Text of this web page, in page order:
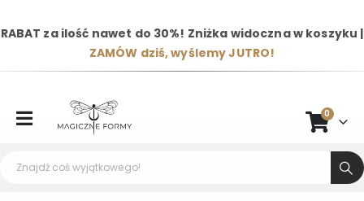
RABAT za ilość nawet do 30%! Zniżka widoczna w koszyku |
ZAMÓW dziś, wyślemy JUTRO!
0